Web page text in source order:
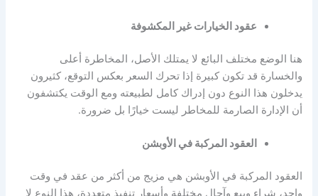
عقود الخيارات غير المكشوفة
هنا الوضع مختلف البائع لا يمتلك الأصل، المخاطرة أعلى
والخسارة قد تكون كبيرة إذا تحرك السعر بعكس التوقع، كثيرون
يدخلون هذا النوع دون إدراك كامل لطبيعته ومع الوقت يكتشفون
أن الإدارة الصارمة للمخاطر ليست خيارًا بل ضرورة.
العقود المركبة في الأوبشن
العقود المركبة في الأوبشنهي مزيج من أكثر من عقد في وقت
واحد، شراء وبيع وآجال مختلفة وأسعار تنفيذ متعددة، هذا النوع لا